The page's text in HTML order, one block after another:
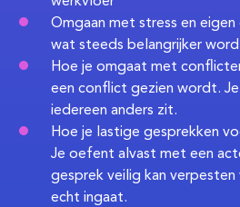
Omgaan met stress en eigen
wat steeds belangrijker
Hoe je omgaat met
een conflict gezien wordt.
iedereen anders zit.
Hoe je lastige gesprekken
Je oefent alvast met een
gesprek veilig kan
echt ingaat.